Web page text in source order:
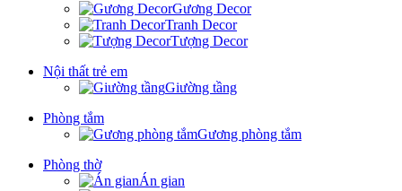
Gương Decor
Tranh Decor
Tượng Decor
Nội thất trẻ em
Giường tầng
Phòng tắm
Gương phòng tắm
Phòng thờ
Án gian